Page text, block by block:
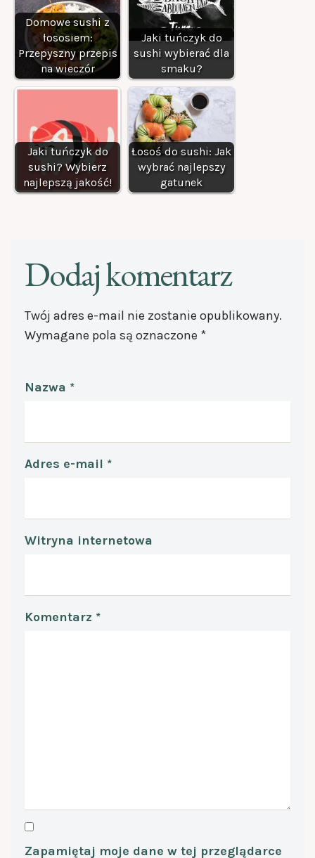
Domowe sushi z
łososiem:
Przepyszny przepis
na wieczór
Jaki tuńczyk do
sushi wybierać dla
smaku?
Jaki tuńczyk do
sushi? Wybierz
najlepszą jakość!
Łosoś do sushi: Jak
wybrać najlepszy
gatunek
Dodaj komentarz
Twój adres e-mail nie zostanie opublikowany.
Wymagane pola są oznaczone *
Nazwa *
Adres e-mail *
Witryna internetowa
Komentarz *
Zapamiętaj moje dane w tej przeglądarce